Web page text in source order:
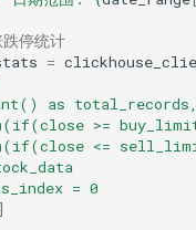
停统计
=
as
>=
<=
= 0
]